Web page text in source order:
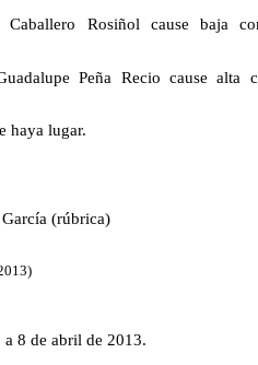
Rosiñol cause baja
Peña Recio cause alta
haya lugar.
(rúbrica)
8 de abril de 2013.